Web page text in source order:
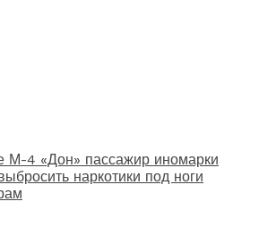
М-4 «Дон» пассажир иномарки
наркотики под ноги